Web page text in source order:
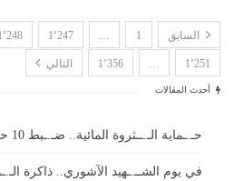
السابق 1 1٬247
1٬251 1٬356 التالي
أحدث المقالات
حـ.ـماية الـ.ــثروة المائية.. ضـ.ـبط 10 حـ.ـفارات م.ـخالفة في قامشلو
في يوم الشــ.ـهيد الآشوري.. ذاكرة